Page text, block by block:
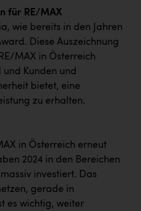
für RE/MAX
wie bereits in den Jahren
Diese Auszeichnung
MAX in Österreich
Kunden und
bietet, eine
zu erhalten.
in Österreich erneut
2024 in den Bereichen
investiert. Das
gerade in
es wichtig, weiter